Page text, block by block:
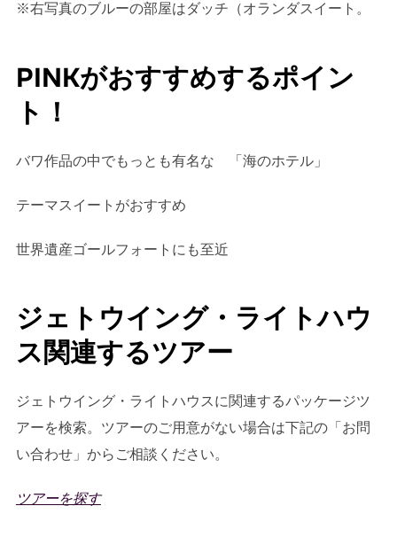
※右写真のブルーの部屋はダッチ（オランダスイート。
PINKがおすすめするポイン
ト！
バワ作品の中でもっとも有名な 「海のホテル」
テーマスイートがおすすめ
世界遺産ゴールフォートにも至近
ジェトウイング・ライトハウ
ス関連するツアー
ジェトウイング・ライトハウスに関連するパッケージツ
アーを検索。ツアーのご用意がない場合は下記の「お問
い合わせ」からご相談ください。
ツアーを探す